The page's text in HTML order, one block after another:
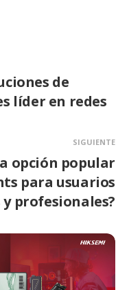
de
líder en redes
SIGUIENTE
opción popular
para usuarios
profesionales?